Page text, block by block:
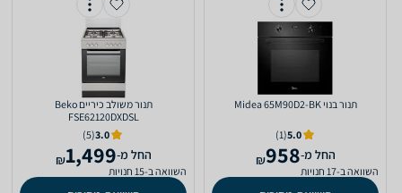
‏תנור בנוי Midea 65M90D2-BK
5.0
(1)
‫החל מ-958
₪
השוואה ב-17 חנויות
‏תנור משולב כיריים Beko
FSE62120DXDSL
3.0
(5)
‫החל מ-1,499
₪
השוואה ב-15 חנויות